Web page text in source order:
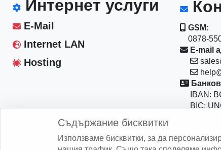
Интернет услуги
E-Mail
Internet LAN
Hosting
GSM:
0878-
E-mail
IBAN:
BIC:
Съдържание бисквитки
Използваме бисквитки, за да